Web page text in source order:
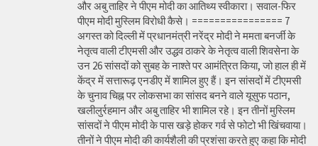
और अबु ताहिर ने पीएम मोदी का आतिथ्य स्वीकारा। सवाल-फिर
पीएम मोदी मुस्लिम विरोधी कैसे। ================ 7
अगस्त को दिल्ली में प्रधानमंत्री नरेंद्र मोदी ने ममता बनर्जी के
नेतृत्व वाली टीएमसी और उद्धव ठाकरे के नेतृत्व वाली शिवसेना के
उन 26 सांसदों को सुबह के नाश्ते पर आमंत्रित किया, जो हाल ही में
केंद्र में सत्तारूढ़ एनडीए में शामिल हुए हैं। इन सांसदों में टीएमसी
के चुनाव चिह्न पर लोकसभा का सांसद बनने वाले यूसुफ पठान,
खलीलुर्रहमान और अबु ताहिर भी शामिल रहे। इन तीनों मुस्लिम
सांसदों ने पीएम मोदी के पास खड़े होकर गर्व से फोटो भी खिंचवाया।
तीनों ने पीएम मोदी की कार्यशैली की प्रशंसा करते हुए कहा कि मोदी